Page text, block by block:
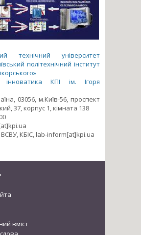
технічний університет
політехнічний інститут
КПІ ім. Ігоря
03056, м.Київ-56, проспект
37, корпус 1, кімната 138
КБІС, lab-inform[at]kpi.ua
вміст